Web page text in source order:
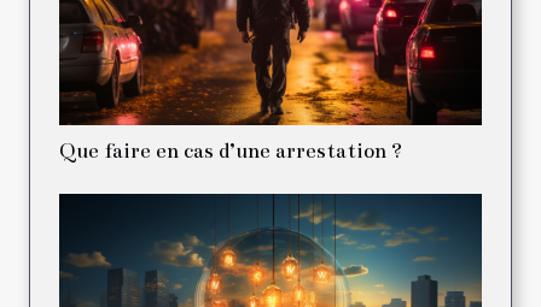
Que faire en cas d’une arrestation ?